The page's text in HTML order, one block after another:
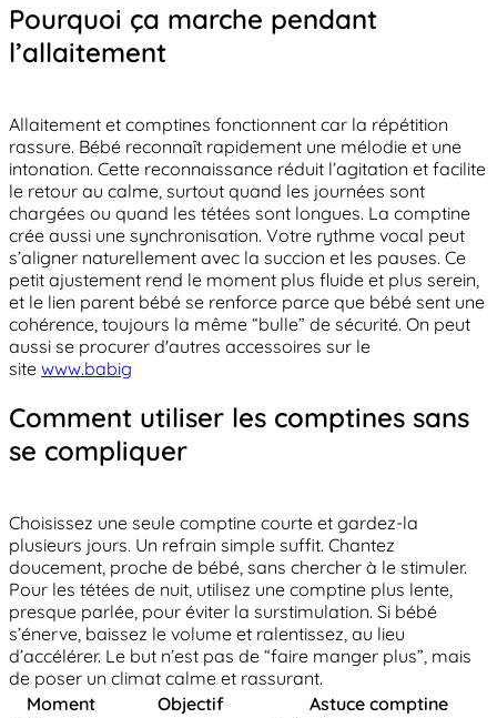
Pourquoi ça marche pendant
l’allaitement
Allaitement et comptines fonctionnent car la répétition
rassure. Bébé reconnaît rapidement une mélodie et une
intonation. Cette reconnaissance réduit l’agitation et facilite
le retour au calme, surtout quand les journées sont
chargées ou quand les tétées sont longues. La comptine
crée aussi une synchronisation. Votre rythme vocal peut
s’aligner naturellement avec la succion et les pauses. Ce
petit ajustement rend le moment plus fluide et plus serein,
et le lien parent bébé se renforce parce que bébé sent une
cohérence, toujours la même “bulle” de sécurité. On peut
aussi se procurer d'autres accessoires sur le
site www.babig
Comment utiliser les comptines sans
se compliquer
Choisissez une seule comptine courte et gardez-la
plusieurs jours. Un refrain simple suffit. Chantez
doucement, proche de bébé, sans chercher à le stimuler.
Pour les tétées de nuit, utilisez une comptine plus lente,
presque parlée, pour éviter la surstimulation. Si bébé
s’énerve, baissez le volume et ralentissez, au lieu
d’accélérer. Le but n’est pas de “faire manger plus”, mais
de poser un climat calme et rassurant.
Moment
Objectif
Astuce comptine